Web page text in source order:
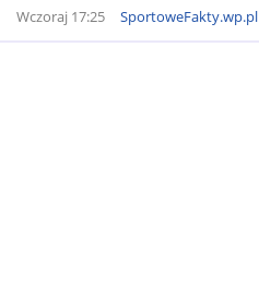
Wczoraj 17:25 SportoweFakty.wp.pl